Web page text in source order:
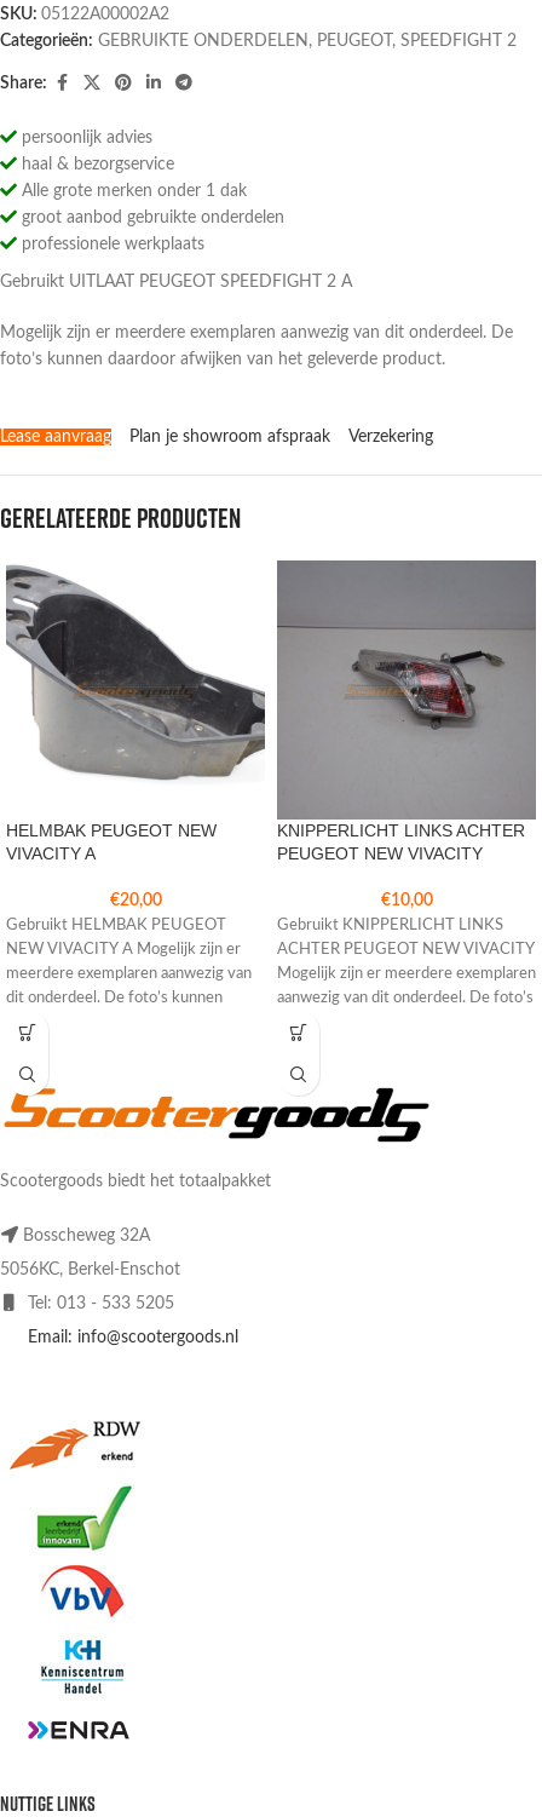
SKU: 05122A00002A2
Categorieën: GEBRUIKTE ONDERDELEN , PEUGEOT , SPEEDFIGHT 2
Share:
persoonlijk advies
haal & bezorgservice
Alle grote merken onder 1 dak
groot aanbod gebruikte onderdelen
professionele werkplaats
Gebruikt UITLAAT PEUGEOT SPEEDFIGHT 2 A
Mogelijk zijn er meerdere exemplaren aanwezig van dit onderdeel. De
foto’s kunnen daardoor afwijken van het geleverde product.
Lease aanvraag Plan je showroom afspraak Verzekering
Gerelateerde producten
HELMBAK PEUGEOT NEW
VIVACITY A
€20,00
Gebruikt HELMBAK PEUGEOT
NEW VIVACITY A Mogelijk zijn er
meerdere exemplaren aanwezig van
dit onderdeel. De foto’s kunnen
daardoor afwijken
KNIPPERLICHT LINKS ACHTER
PEUGEOT NEW VIVACITY
€10,00
Gebruikt KNIPPERLICHT LINKS
ACHTER PEUGEOT NEW VIVACITY
Mogelijk zijn er meerdere exemplaren
aanwezig van dit onderdeel. De foto’s
kunnen daardoor
Scootergoods biedt het totaalpakket
Bosscheweg 32A
5056KC, Berkel-Enschot
Tel: 013 - 533 5205
Email: info@scootergoods.nl
NUTTIGE LINKS